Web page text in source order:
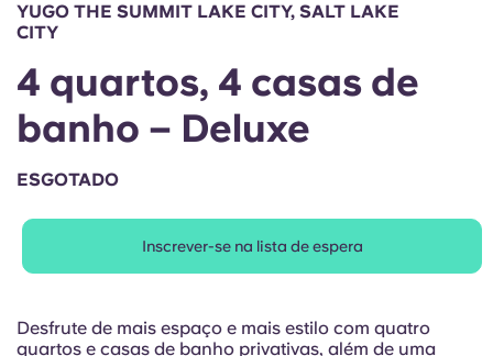
Español
Deutsch
Selecione uma residência
Iniciar sessão
YUGO THE SUMMIT LAKE CITY, SALT LAKE
CITY
4 quartos, 4 casas de
banho – Deluxe
ESGOTADO
Inscrever-se na lista de espera
Desfrute de mais espaço e mais estilo com quatro
quartos e casas de banho privativas, além de uma